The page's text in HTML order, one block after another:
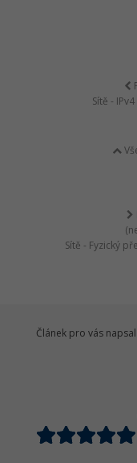
Sítě -
Sítě - Fyzický
Článek pro vás napsal